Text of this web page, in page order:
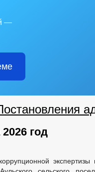
—
год
экспертизы